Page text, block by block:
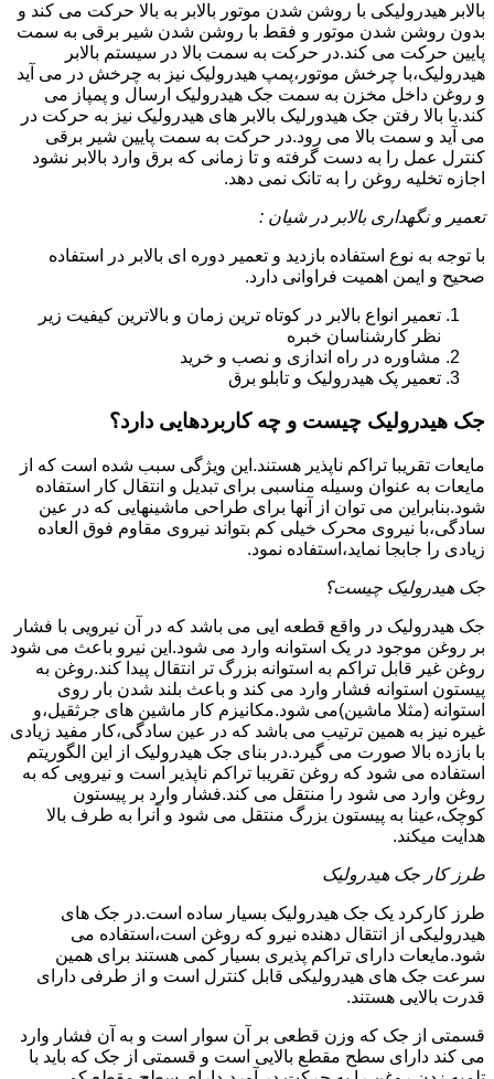
بالابر هیدرولیکی با روشن شدن موتور بالابر به بالا حرکت می کند و
بدون روشن شدن موتور و فقط با روشن شدن شیر برقی به سمت
پایین حرکت می کند.در حرکت به سمت بالا در سیستم بالابر
هیدرولیک،با چرخش موتور،پمپ هیدرولیک نیز به چرخش در می آید
و روغن داخل مخزن به سمت جک هیدرولیک ارسال و پمپاز می
کند.با بالا رفتن جک هیدورلیک بالابر های هیدرولیک نیز به حرکت در
می آید و سمت بالا می رود.در حرکت به سمت پایین شیر برقی
کنترل عمل را به دست گرفته و تا زمانی که برق وارد بالابر نشود
اجازه تخلیه روغن را به تانک نمی دهد.
تعمیر و نگهداری بالابر در شیان :
با توجه به نوع استفاده بازدید و تعمیر دوره ای بالابر در استفاده
صحیح و ایمن اهمیت فراوانی دارد.
تعمیر انواع بالابر در کوتاه ترین زمان و بالاترین کیفیت زیر
نظر کارشناسان خبره
مشاوره در راه اندازی و نصب و خرید
تعمیر پک هیدرولیک و تابلو برق
جک هیدرولیک چیست و چه کاربردهایی دارد؟
مایعات تقریبا تراکم ناپذیر هستند.این ویژگی سبب شده است که از
مایعات به عنوان وسیله مناسبی برای تبدیل و انتقال کار استفاده
شود.بنابراین می توان از آنها برای طراحی ماشینهایی که در عین
سادگی،با نیروی محرک خیلی کم بتواند نیروی مقاوم فوق العاده
زیادی را جابجا نماید،استفاده نمود.
جک هیدرولیک چیست؟
جک هیدرولیک در واقع قطعه ایی می باشد که در آن نیرویی با فشار
بر روغن موجود در یک استوانه وارد می شود.این نیرو باعث می شود
روغن غیر قابل تراکم به استوانه بزرگ تر انتقال پیدا کند.روغن به
پیستون استوانه فشار وارد می کند و باعث بلند شدن بار روی
استوانه (مثلا ماشین)می شود.مکانیزم کار ماشین های جرثقیل،و
غیره نیز به همین ترتیب می باشد که در عین سادگی،کار مفید زیادی
با بازده بالا صورت می گیرد.در بنای جک هیدرولیک از این الگوریتم
استفاده می شود که روغن تقریبا تراکم ناپذیر است و نیرویی که به
روغن وارد می شود را منتقل می کند.فشار وارد بر پیستون
کوچک،عینا به پیستون بزرگ منتقل می شود و آنرا به طرف بالا
هدایت میکند.
طرز کار جک هیدرولیک
طرز کارکرد یک جک هیدرولیک بسیار ساده است.در جک های
هیدرولیکی از انتقال دهنده نیرو که روغن است،استفاده می
شود.مایعات دارای تراکم پذیری بسیار کمی هستند برای همین
سرعت جک های هیدرولیکی قابل کنترل است و از طرفی دارای
قدرت بالایی هستند.
قسمتی از جک که وزن قطعی بر آن سوار است و به آن فشار وارد
می کند دارای سطح مقطع بالایی است و قسمتی از جک که باید با